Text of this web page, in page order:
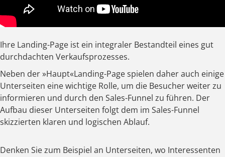
Ihre Landing-Page ist ein integraler Bestandteil eines gut
durchdachten Verkaufsprozesses.
Neben der »Haupt«Landing-Page spielen daher auch einige
Unterseiten eine wichtige Rolle, um die Besucher weiter zu
informieren und durch den Sales-Funnel zu führen. Der
Aufbau dieser Unterseiten folgt dem im Sales-Funnel
skizzierten klaren und logischen Ablauf.
Denken Sie zum Beispiel an Unterseiten, wo Interessenten